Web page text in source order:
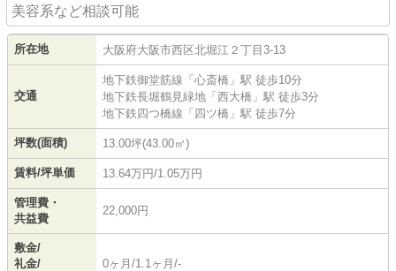
美容系など相談可能
所在地 大阪府大阪市西区北堀江 ２丁目3-13
交通
地下鉄御堂筋線 「心斎橋 」駅 徒歩10分
地下鉄長堀鶴見緑地 「西大橋 」駅 徒歩3分
地下鉄四つ橋線 「四ツ橋 」駅 徒歩7分
坪数(面積) 13.00坪(43.00㎡)
賃料/坪単価 13.64万円/1.05万円
管理費・
共益費
22,000円
敷金/
礼金/
0ヶ月/1.1ヶ月/-